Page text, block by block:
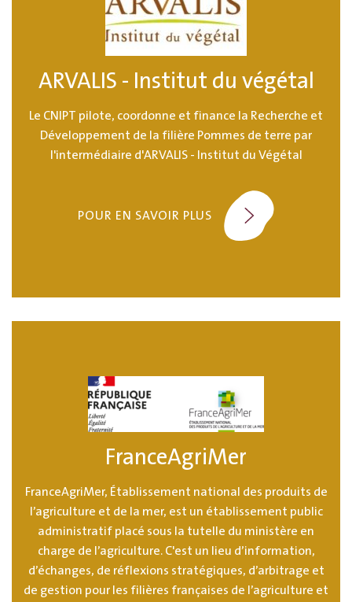
ARVALIS - Institut du végétal
Le CNIPT pilote, coordonne et finance la Recherche et
Développement de la filière Pommes de terre par
l'intermédiaire d'ARVALIS - Institut du Végétal
POUR EN SAVOIR PLUS
FranceAgriMer
FranceAgriMer, Établissement national des produits de
l’agriculture et de la mer, est un établissement public
administratif placé sous la tutelle du ministère en
charge de l’agriculture. C'est un lieu d’information,
d’échanges, de réflexions stratégiques, d’arbitrage et
de gestion pour les filières françaises de l’agriculture et